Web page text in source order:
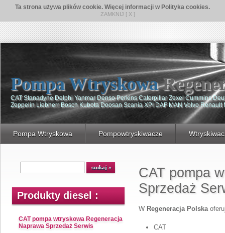
Ta strona używa plików cookie. Więcej informacji w Polityka cookies.
ZAMKNIJ [ X ]
Pompa Wtryskowa
CAT Stanadyne Delphi Yanmar Denso Perkins Caterpillar Zexel Cummins
Zeppelin Liebherr Bosch Kubota Doosan Scania XPI DAF MAN Volvo Renault
Pompa Wtryskowa Pompowtryskiwacze
Produkty diesel :
CAT pompa wtryskowa Regeneracja
Naprawa Sprzedaż Serwis
CAT pompa
Sprzedaż
W Regeneracja Polska
CAT